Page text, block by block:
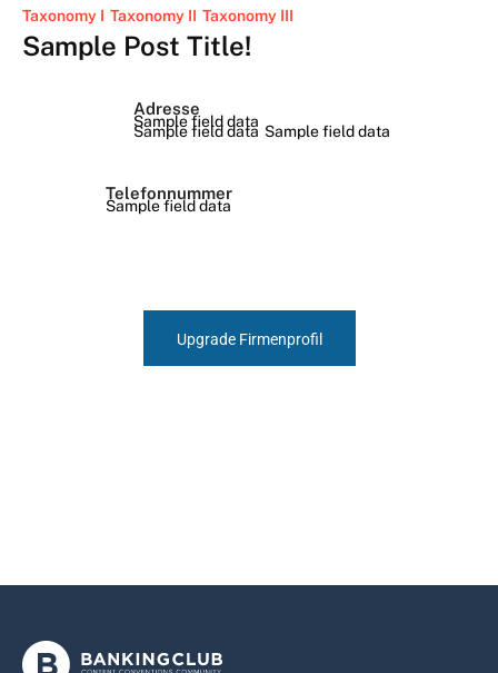
Taxonomy I Taxonomy II Taxonomy III
Sample Post Title!
Adresse
Sample field data
Sample field data Sample field data
Telefonnummer
Sample field data
Upgrade Firmenprofil